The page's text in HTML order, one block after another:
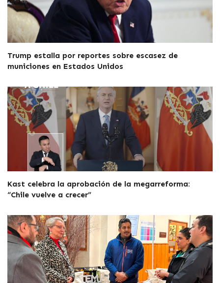
Trump estalla por reportes sobre escasez de
municiones en Estados Unidos
Kast celebra la aprobación de la megarreforma:
“Chile vuelve a crecer”